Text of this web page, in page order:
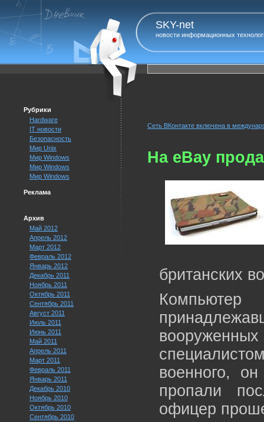
SKY-net
новости информационных
Рубрики
Hardware
IT новости
Безопасность
Мир Unix
Мир Windows
Мир Windows
Мир Windows
Реклама
Архив
Май 2012
Апрель 2012
Март 2012
Февраль 2012
Январь 2012
Декабрь 2011
Ноябрь 2011
Октябрь 2011
Сентябрь 2011
Август 2011
Июль 2011
Июнь 2011
Май 2011
Апрель 2011
Март 2011
Февраль 2011
Январь 2011
Декабрь 2010
Ноябрь 2010
Октябрь 2010
Сентябрь 2010
Сеть ВКонтакте включена в
На eBay
британских
военного,
пропали
офицер